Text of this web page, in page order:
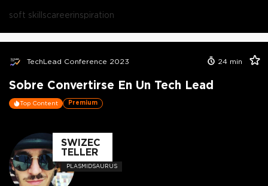
soft skillscareerinspiration
TechLead Conference 2023 24 min
Sobre Convertirse En Un Tech Lead
Top Content Premium
SWIZEC
TELLER
PLASMIDSAURUS